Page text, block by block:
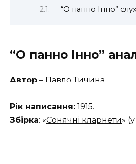
“О панно Інно”
“О панно Інно”
Автор – Павло Тичина
Рік написання: 1915.
Збірка: «Сонячні кларнети»